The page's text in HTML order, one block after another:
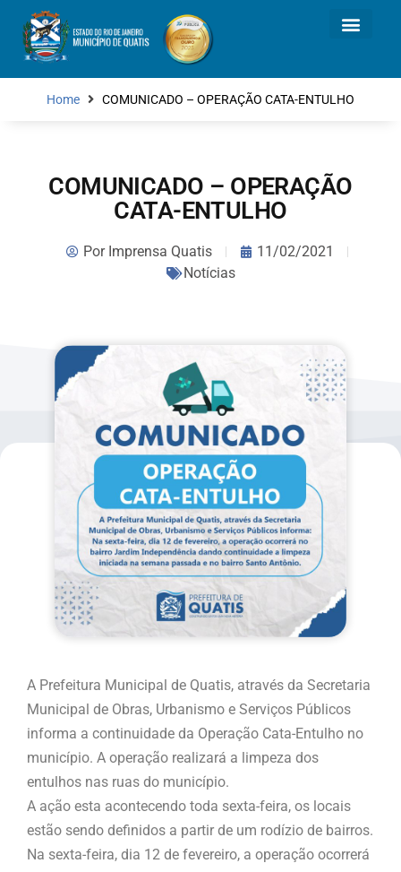
Home COMUNICADO – OPERAÇÃO CATA-ENTULHO
COMUNICADO – OPERAÇÃO
CATA-ENTULHO
PorImprensa Quatis
11/02/2021
Notícias
A Prefeitura Municipal de Quatis, através da Secretaria
Municipal de Obras, Urbanismo e Serviços Públicos
informa a continuidade da Operação Cata-Entulho no
município. A operação realizará a limpeza dos
entulhos nas ruas do município.
A ação esta acontecendo toda sexta-feira, os locais
estão sendo definidos a partir de um rodízio de bairros.
Na sexta-feira, dia 12 de fevereiro, a operação ocorrerá